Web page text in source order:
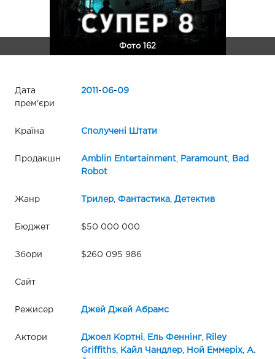
Фото 162
Дата
прем'єри
2011 -06-09
Країна Сполучені Штати
Продакшн Amblin Entertainment, Paramount,
Bad
Robot
Жанр Трилер, Фантастика, Детектив
Бюджет $50 000 000
Збори $260 095 986
Сайт
Режисер Джей Джей Абрамс
Актори Джоел Кортні Ель Феннінг,
Riley
Griffiths, Кайл Чандлер, Ной Еммеріх,
А.